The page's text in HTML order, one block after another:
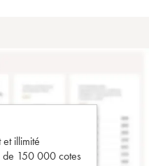
illimité
de 150 000 cotes